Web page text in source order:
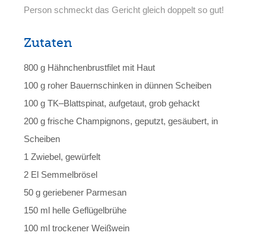
Person schmeckt das Gericht gleich doppelt so gut!
Zutaten
800 g Hähnchenbrustfilet mit Haut
100 g roher Bauernschinken in dünnen Scheiben
100 g TK–Blattspinat, aufgetaut, grob gehackt
200 g frische Champignons, geputzt, gesäubert, in
Scheiben
1 Zwiebel, gewürfelt
2 El Semmelbrösel
50 g geriebener Parmesan
150 ml helle Geflügelbrühe
100 ml trockener Weißwein